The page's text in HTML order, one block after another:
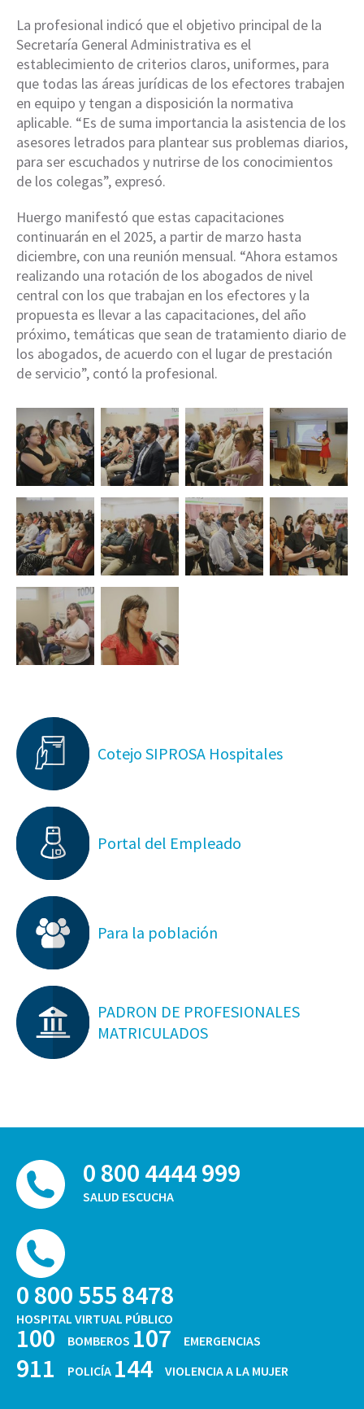
La profesional indicó que el objetivo principal de la
Secretaría General Administrativa es el
establecimiento de criterios claros, uniformes, para
que todas las áreas jurídicas de los efectores trabajen
en equipo y tengan a disposición la normativa
aplicable. “Es de suma importancia la asistencia de los
asesores letrados para plantear sus problemas diarios,
para ser escuchados y nutrirse de los conocimientos
de los colegas”, expresó.
Huergo manifestó que estas capacitaciones
continuarán en el 2025, a partir de marzo hasta
diciembre, con una reunión mensual. “Ahora estamos
realizando una rotación de los abogados de nivel
central con los que trabajan en los efectores y la
propuesta es llevar a las capacitaciones, del año
próximo, temáticas que sean de tratamiento diario de
los abogados, de acuerdo con el lugar de prestación
de servicio”, contó la profesional.
Cotejo SIPROSA Hospitales
Portal del Empleado
Para la población
PADRON DE PROFESIONALES
MATRICULADOS
0 800 4444 999
SALUD ESCUCHA
0 800 555 8478
HOSPITAL VIRTUAL PÚBLICO
100 BOMBEROS 107 EMERGENCIAS
911 POLICÍA 144 VIOLENCIA A LA MUJER